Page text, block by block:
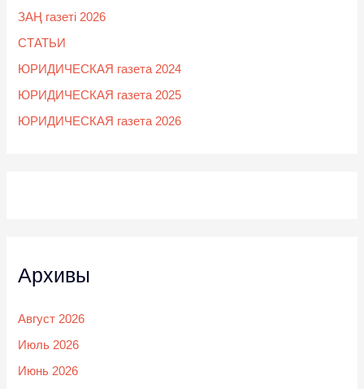
ЗАҢ газеті 2026
СТАТЬИ
ЮРИДИЧЕСКАЯ газета 2024
ЮРИДИЧЕСКАЯ газета 2025
ЮРИДИЧЕСКАЯ газета 2026
Архивы
Август 2026
Июль 2026
Июнь 2026